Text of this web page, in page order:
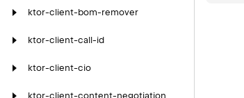
ktor-client-bom-remover
ktor-client-call-id
ktor-client-cio
ktor-client-content-negotiation